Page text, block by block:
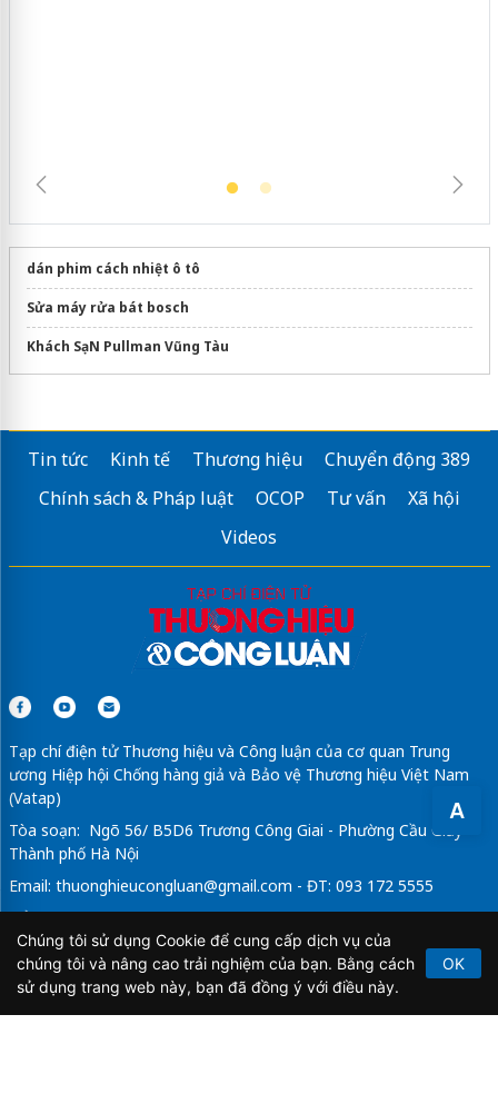
A
dán phim cách nhiệt ô tô
Sửa máy rửa bát bosch
Khách SạN Pullman Vũng Tàu
Tin tức Kinh tế Thương hiệu
Chuyển động 389
Chính sách & Pháp luật
OCOP Tư vấn
Xã hội
Videos
Tạp chí điện tử Thương hiệu và Công luận của cơ quan Trung
ương Hiệp hội Chống hàng giả và Bảo vệ Thương hiệu Việt Nam
(Vatap)
Tòa soạn: Ngõ 56/ B5D6 Trương Công Giai - Phường Cầu Giấy -
Thành phố Hà Nội
Email: thuonghieucongluan@gmail.com - ĐT: 093 172 5555
Tổng Biên Tập: Vũ Đức Thuận
Giấy phép hoạt động báo chí điện tử số 64/GP-BTTTT do Bộ
Thông tin và Truyền thông cấp ngày 21/2/2020.
Chúng tôi sử dụng Cookie để cung cấp dịch vụ của
chúng tôi và nâng cao trải nghiệm của bạn. Bằng cách
sử dụng trang web này, bạn đã đồng ý với điều này.
OK